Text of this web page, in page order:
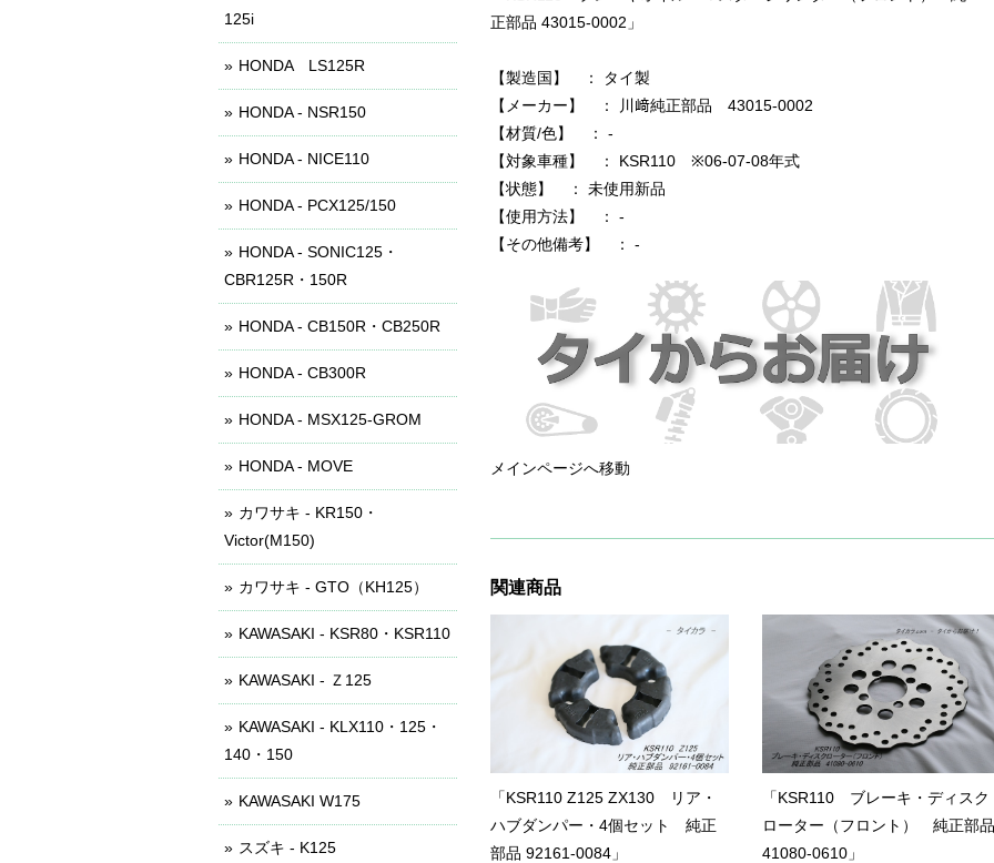
正部品 43015-0002」
【製造国】 ： タイ製
【メーカー】 ： 川﨑純正部品 43015-0002
【材質/色】 ： -
【対象車種】 ： KSR110 ※06-07-08年式
【状態】 ： 未使用新品
【使用方法】 ： -
【その他備考】 ： -
メインページへ移動
関連商品
「KSR110 Z125 ZX130 リア・
ハブダンパー・4個セット 純正
部品 92161-0084」
「KSR110 ブレーキ・ディスク
ローター（フロント） 純正部品
41080-0610」
125i
HONDA LS125R
HONDA - NSR150
HONDA - NICE110
HONDA - PCX125/150
HONDA - SONIC125・
CBR125R・150R
HONDA - CB150R・CB250R
HONDA - CB300R
HONDA - MSX125-GROM
HONDA - MOVE
カワサキ - KR150・
Victor(M150)
カワサキ - GTO（KH125）
KAWASAKI - KSR80・KSR110
KAWASAKI - Ｚ125
KAWASAKI - KLX110・125・
140・150
KAWASAKI W175
スズキ - K125